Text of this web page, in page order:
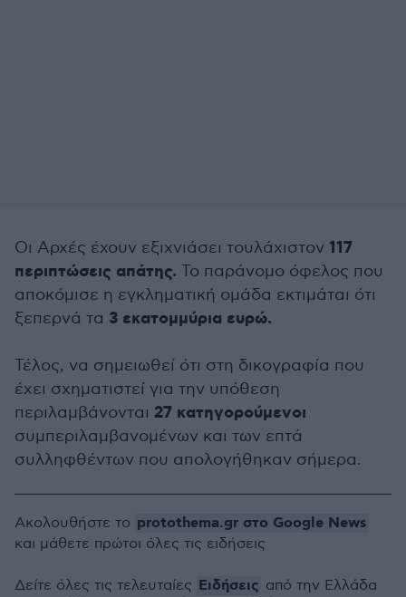
Οι Αρχές έχουν εξιχνιάσει τουλάχιστον 117
περιπτώσεις απάτης. Το παράνομο όφελος που
αποκόμισε η εγκληματική ομάδα εκτιμάται ότι
ξεπερνά τα 3 εκατομμύρια ευρώ.
Τέλος, να σημειωθεί ότι στη δικογραφία που
έχει σχηματιστεί για την υπόθεση
περιλαμβάνονται 27 κατηγορούμενοι
συμπεριλαμβανομένων και των επτά
συλληφθέντων που απολογήθηκαν σήμερα.
Ακολουθήστε το protothema.gr στο Google News
και μάθετε πρώτοι όλες τις ειδήσεις
Δείτε όλες τις τελευταίες Ειδήσεις από την Ελλάδα